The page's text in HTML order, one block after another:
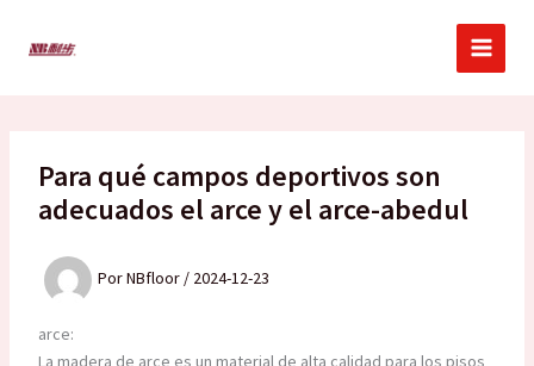
Para qué campos deportivos son
adecuados el arce y el arce-abedul
PorNBfloor / 2024-12-23
arce:
La madera de arce es un material de alta calidad para los pisos